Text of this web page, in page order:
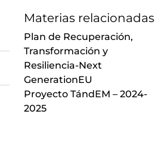
Materias relacionadas
Plan de Recuperación,
Transformación y
Resiliencia-Next
GenerationEU
Proyecto TándEM – 2024-
2025